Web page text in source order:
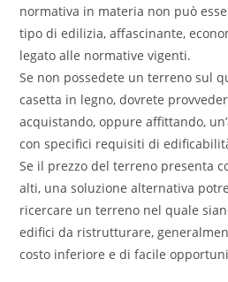
normativa in materia non può
tipo di edilizia, affascinante,
legato alle normative vigenti.
Se non possedete un terreno sul
casetta in legno, dovrete
acquistando, oppure affittando,
con specifici requisiti di
Se il prezzo del terreno presenta
alti, una soluzione alternativa
ricercare un terreno nel quale
edifici da ristrutturare,
costo inferiore e di facile